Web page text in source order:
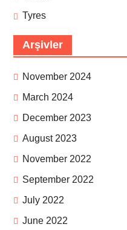
Tyres
Arşivler
November 2024
March 2024
December 2023
August 2023
November 2022
September 2022
July 2022
June 2022